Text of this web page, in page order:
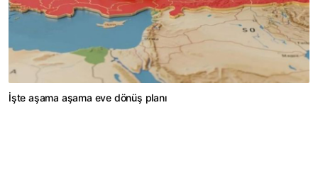
İşte aşama aşama eve dönüş planı